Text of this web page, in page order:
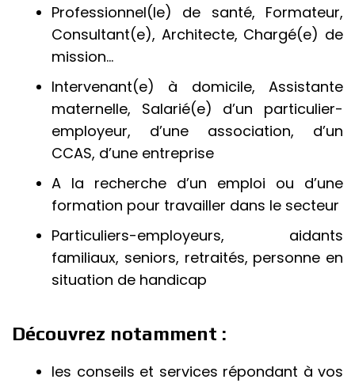
Professionnel(le) de santé, Formateur,
Consultant(e), Architecte, Chargé(e) de
mission…
Intervenant(e) à domicile, Assistante
maternelle, Salarié(e) d’un particulier-
employeur, d’une association, d’un
CCAS, d’une entreprise
A la recherche d’un emploi ou d’une
formation pour travailler dans le secteur
Particuliers-employeurs, aidants
familiaux, seniors, retraités, personne en
situation de handicap
Découvrez notamment :
les conseils et services répondant à vos